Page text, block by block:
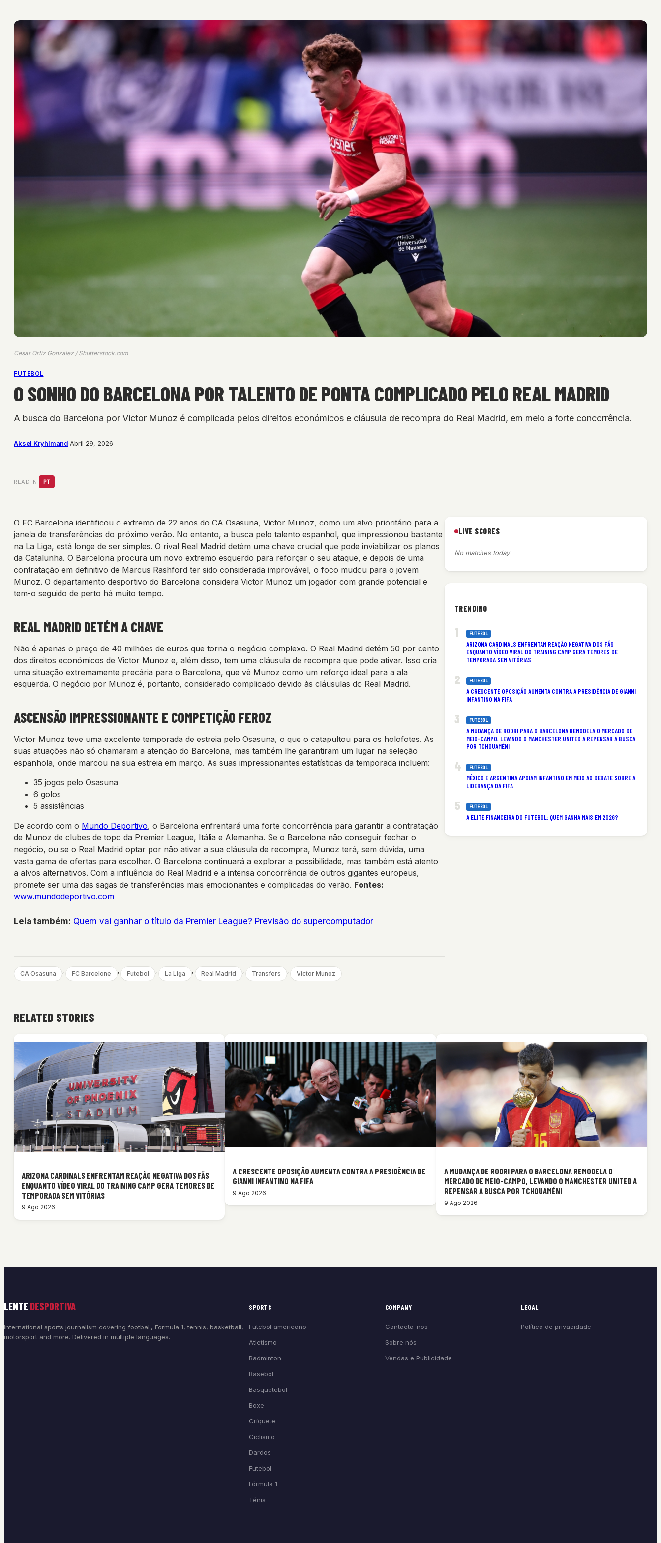
Cesar Ortiz Gonzalez / Shutterstock.com
FUTEBOL
O SONHO DO BARCELONA POR TALENTO DE PONTA COMPLICADO PELO REAL MADRID
A busca do Barcelona por Victor Munoz é complicada pelos direitos económicos e cláusula de recompra do Real Madrid, em meio a forte concorrência.
Aksel Kryhlmand·Abril 29, 2026
READ IN: PT
O FC Barcelona identificou o extremo de 22 anos do CA Osasuna, Victor Munoz, como um alvo prioritário para a
janela de transferências do próximo verão. No entanto, a busca pelo talento espanhol, que impressionou bastante
na La Liga, está longe de ser simples. O rival Real Madrid detém uma chave crucial que pode inviabilizar os planos
da Catalunha. O Barcelona procura um novo extremo esquerdo para reforçar o seu ataque, e depois de uma
contratação em definitivo de Marcus Rashford ter sido considerada improvável, o foco mudou para o jovem
Munoz. O departamento desportivo do Barcelona considera Victor Munoz um jogador com grande potencial e
tem-o seguido de perto há muito tempo.
REAL MADRID DETÉM A CHAVE
Não é apenas o preço de 40 milhões de euros que torna o negócio complexo. O Real Madrid detém 50 por cento
dos direitos económicos de Victor Munoz e, além disso, tem uma cláusula de recompra que pode ativar. Isso cria
uma situação extremamente precária para o Barcelona, que vê Munoz como um reforço ideal para a ala
esquerda. O negócio por Munoz é, portanto, considerado complicado devido às cláusulas do Real Madrid.
ASCENSÃO IMPRESSIONANTE E COMPETIÇÃO FEROZ
Victor Munoz teve uma excelente temporada de estreia pelo Osasuna, o que o catapultou para os holofotes. As
suas atuações não só chamaram a atenção do Barcelona, mas também lhe garantiram um lugar na seleção
espanhola, onde marcou na sua estreia em março. As suas impressionantes estatísticas da temporada incluem:
35 jogos pelo Osasuna
6 golos
5 assistências
De acordo com o Mundo Deportivo, o Barcelona enfrentará uma forte concorrência para garantir a contratação
de Munoz de clubes de topo da Premier League, Itália e Alemanha. Se o Barcelona não conseguir fechar o
negócio, ou se o Real Madrid optar por não ativar a sua cláusula de recompra, Munoz terá, sem dúvida, uma
vasta gama de ofertas para escolher. O Barcelona continuará a explorar a possibilidade, mas também está atento
a alvos alternativos. Com a influência do Real Madrid e a intensa concorrência de outros gigantes europeus,
promete ser uma das sagas de transferências mais emocionantes e complicadas do verão. Fontes:
www.mundodeportivo.com
Leia também: Quem vai ganhar o título da Premier League? Previsão do supercomputador
CA Osasuna , FC Barcelone , Futebol , La Liga , Real Madrid , Transfers , Victor Munoz
LIVE SCORES
No matches today
TRENDING
FUTEBOL
ARIZONA CARDINALS ENFRENTAM REAÇÃO NEGATIVA DOS FÃS
ENQUANTO VÍDEO VIRAL DO TRAINING CAMP GERA TEMORES DE
TEMPORADA SEM VITÓRIAS
FUTEBOL
A CRESCENTE OPOSIÇÃO AUMENTA CONTRA A PRESIDÊNCIA DE GIANNI
INFANTINO NA FIFA
FUTEBOL
A MUDANÇA DE RODRI PARA O BARCELONA REMODELA O MERCADO DE
MEIO-CAMPO, LEVANDO O MANCHESTER UNITED A REPENSAR A BUSCA
POR TCHOUAMÉNI
FUTEBOL
MÉXICO E ARGENTINA APOIAM INFANTINO EM MEIO AO DEBATE SOBRE A
LIDERANÇA DA FIFA
FUTEBOL
A ELITE FINANCEIRA DO FUTEBOL: QUEM GANHA MAIS EM 2026?
RELATED STORIES
ARIZONA CARDINALS ENFRENTAM REAÇÃO NEGATIVA DOS FÃS
ENQUANTO VÍDEO VIRAL DO TRAINING CAMP GERA TEMORES DE
TEMPORADA SEM VITÓRIAS
9 Ago 2026
A CRESCENTE OPOSIÇÃO AUMENTA CONTRA A PRESIDÊNCIA DE
GIANNI INFANTINO NA FIFA
9 Ago 2026
A MUDANÇA DE RODRI PARA O BARCELONA REMODELA O
MERCADO DE MEIO-CAMPO, LEVANDO O MANCHESTER UNITED A
REPENSAR A BUSCA POR TCHOUAMÉNI
9 Ago 2026
LENTE DESPORTIVA
International sports journalism covering football, Formula 1, tennis, basketball,
motorsport and more. Delivered in multiple languages.
SPORTS
Futebol americano
Atletismo
Badminton
Basebol
Basquetebol
Boxe
Críquete
Ciclismo
Dardos
Futebol
Fórmula 1
Ténis
COMPANY
Contacta-nos
Sobre nós
Vendas e Publicidade
LEGAL
Política de privacidade